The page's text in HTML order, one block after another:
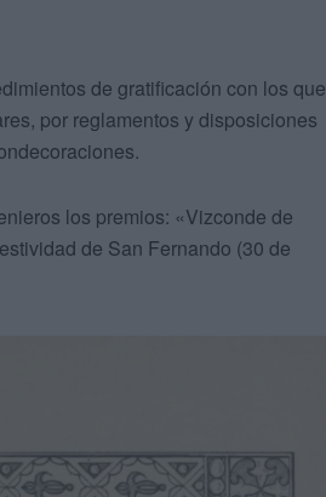
de gratificación con los que
por reglamentos y disposiciones
los premios: «Vizconde de
de San Fernando (30 de